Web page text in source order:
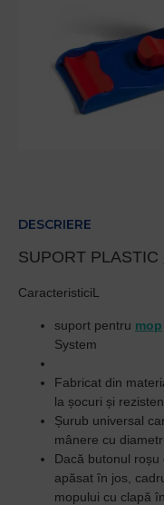
DESCRIERE
SUPORT PLASTIC
CaracteristiciL
suport pentru mop
System
Fabricat din
la șocuri și
Șurub universal
mânere cu
Dacă butonul
apăsat în jos,
mopului cu clapă